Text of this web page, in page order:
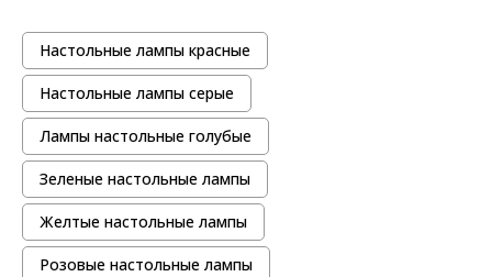
Настольные лампы красные
Настольные лампы серые
Лампы настольные голубые
Зеленые настольные лампы
Желтые настольные лампы
Розовые настольные лампы